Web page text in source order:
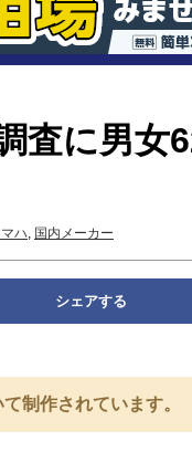
査に男女
ハ, 国内メーカー
シェアする
制作されています。